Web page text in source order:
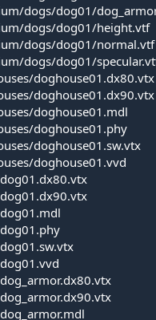
dogs/dog01/
dogs/dog01/height.vtf
dogs/dog01/normal.vtf
dogs/dog01/
doghouse01.dx80.vtx
doghouse01.dx90.vtx
doghouse01.mdl
doghouse01.phy
doghouse01.sw.vtx
doghouse01.vvd